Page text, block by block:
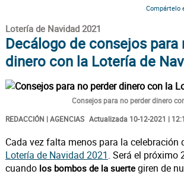
Compártelo
Lotería de Navidad 2021
Decálogo de consejos para
dinero con la Lotería de
Consejos para no perder dinero
REDACCIÓN | AGENCIAS Actualizada 10-12-2021 |
Cada vez falta menos para la celebración
Lotería de Navidad 2021. Será el próximo
cuando los bombos de la suertegiren de